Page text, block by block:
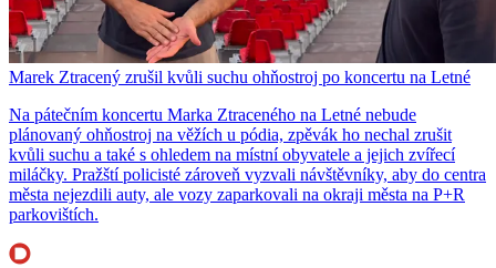
Marek Ztracený zrušil kvůli suchu ohňostroj po koncertu na Letné
Na pátečním koncertu Marka Ztraceného na Letné nebude
plánovaný ohňostroj na věžích u pódia, zpěvák ho nechal zrušit
kvůli suchu a také s ohledem na místní obyvatele a jejich zvířecí
miláčky. Pražští policisté zároveň vyzvali návštěvníky, aby do centra
města nejezdili auty, ale vozy zaparkovali na okraji města na P+R
parkovištích.